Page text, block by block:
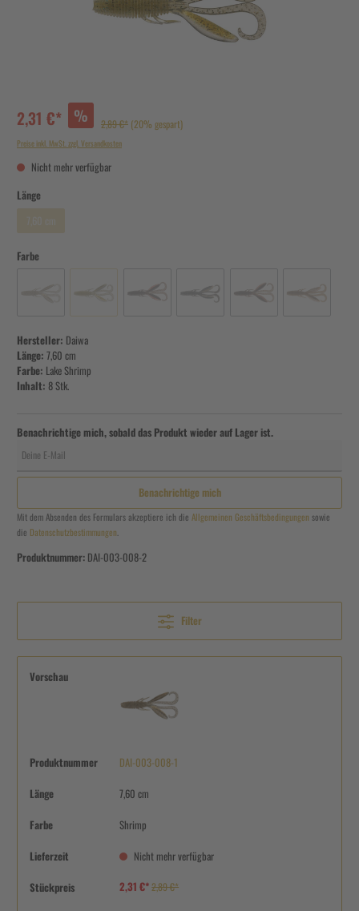
2,31 €* % 2,89 €* (20% gespart)
Preise inkl. MwSt. zzgl. Versandkosten
Nicht mehr verfügbar
Länge
Farbe
Hersteller: Daiwa
Länge: 7,60 cm
Farbe: Lake Shrimp
Inhalt: 8 Stk.
Benachrichtige mich, sobald das Produkt wieder auf Lager ist.
Benachrichtige mich
Mit dem Absenden des Formulars akzeptiere ich die Allgemeinen Geschäftsbedingungen sowie
die Datenschutzbestimmungen.
Produktnummer: DAI-003-008-2
Filter
Vorschau
Produktnummer DAI-003-008-1
Länge 7,60 cm
Farbe Shrimp
Lieferzeit Nicht mehr verfügbar
Stückpreis 2,31 €*2,89 €*